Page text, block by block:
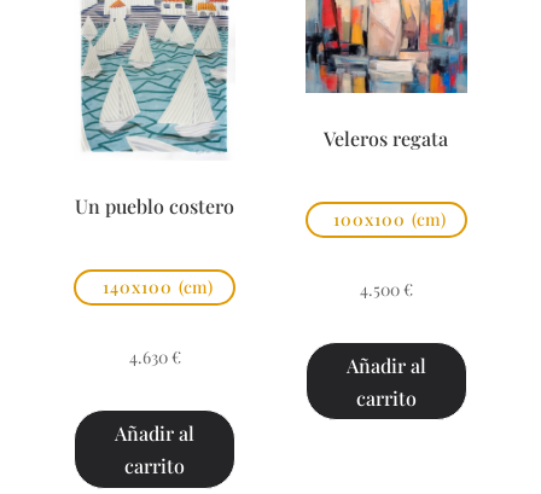
Un pueblo costero
140x100 (cm)
4.630 €
Añadir al
carrito
Veleros regata
100x100 (cm)
4.500 €
Añadir al
carrito